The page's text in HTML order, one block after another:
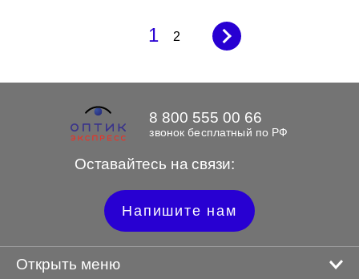
1 2
Оставайтесь на связи:
8 800 555 00 66
звонок бесплатный по РФ
Напишите нам
Открыть меню